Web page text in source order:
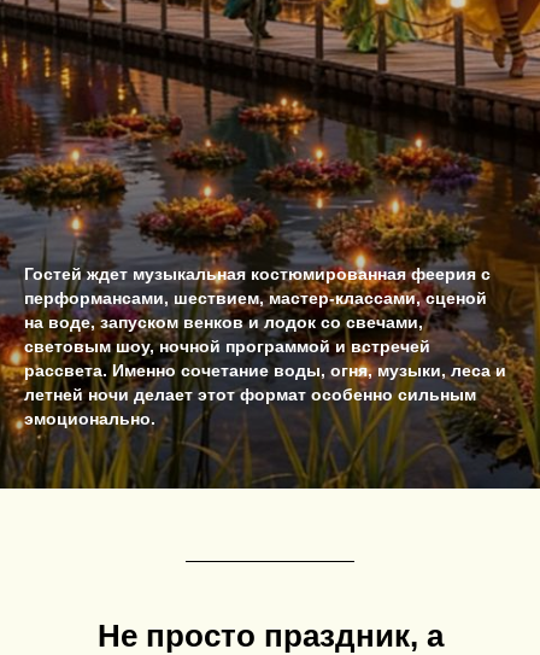
Гостей ждет музыкальная костюмированная феерия с
перформансами, шествием, мастер-классами, сценой
на воде, запуском венков и лодок со свечами,
световым шоу, ночной программой и встречей
рассвета. Именно сочетание воды, огня, музыки, леса и
летней ночи делает этот формат особенно сильным
эмоционально.
Не просто праздник, а